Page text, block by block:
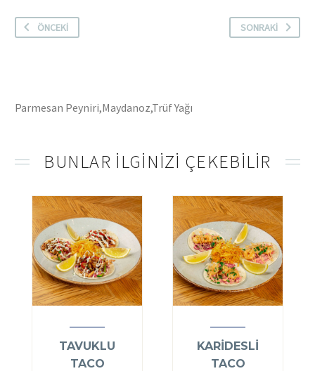
ÖNCEKI SONRAKI
Parmesan Peyniri,Maydanoz,Trüf Yağı
BUNLAR ILGINIZI ÇEKEBILIR
TAVUKLU
TACO
KARİDESLİ
TACO